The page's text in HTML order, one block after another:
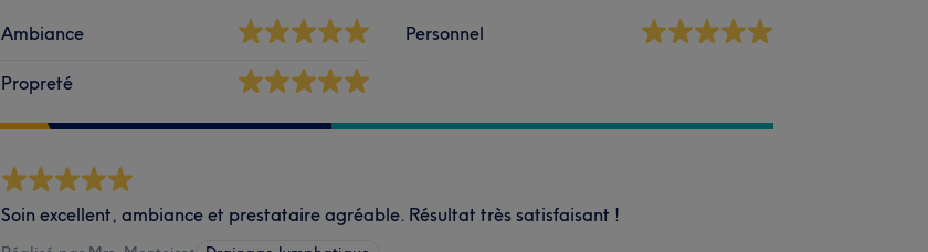
Ambiance
Propreté
Personnel
Soin excellent, ambiance et prestataire agréable. Résultat très satisfaisant !